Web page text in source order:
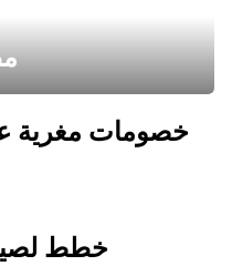
خصومات مغرية
خطط